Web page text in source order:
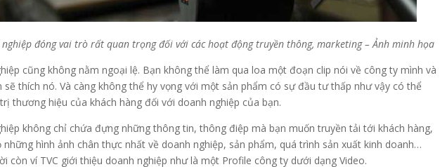
nghiệp đóng vai trò rất quan trọng đối với các hoạt động truyền thông, marketing – Ảnh minh họa
cũng không nằm ngoại lệ. Bạn không thể làm qua loa một đoạn clip nói về công ty mình và
sẽ thích nó. Và càng không thể hy vọng với một sản phẩm có sự đầu tư thấp như vậy có thể
thương hiệu của khách hàng đối với doanh nghiệp của bạn.
không chỉ chứa đựng những thông tin, thông điệp mà bạn muốn truyền tải tới khách hàng,
hình ảnh chân thực nhất về doanh nghiệp, sản phẩm, quá trình sản xuất kinh doanh…
còn ví TVC giới thiệu doanh nghiệp như là một Profile công ty dưới dạng Video.